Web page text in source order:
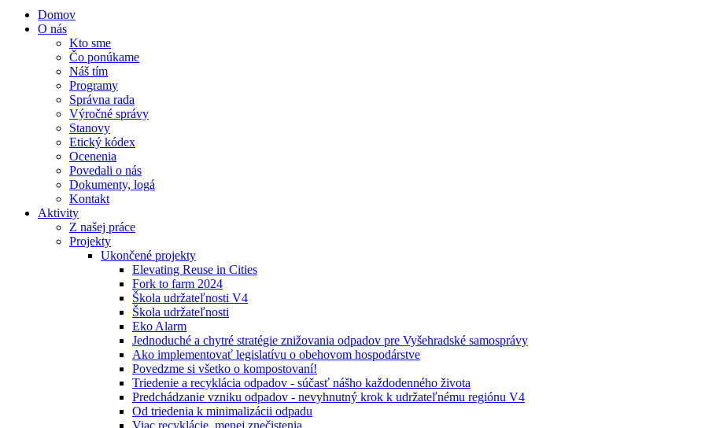
Domov
O nás
Kto sme
Čo ponúkame
Náš tím
Programy
Správna rada
Výročné správy
Stanovy
Etický kódex
Ocenenia
Povedali o nás
Dokumenty, logá
Kontakt
Aktivity
Z našej práce
Projekty
Ukončené projekty
Elevating Reuse in Cities
Fork to farm 2024
Škola udržateľnosti V4
Škola udržateľnosti
Eko Alarm
Jednoduché a chytré stratégie znižovania odpadov pre Vyšehradské samosprávy
Ako implementovať legislatívu o obehovom hospodárstve
Povedzme si všetko o kompostovaní!
Triedenie a recyklácia odpadov - súčasť nášho každodenného života
Predchádzanie vzniku odpadov - nevyhnutný krok k udržateľnému regiónu V4
Od triedenia k minimalizácii odpadu
Viac recyklácie, menej znečistenia